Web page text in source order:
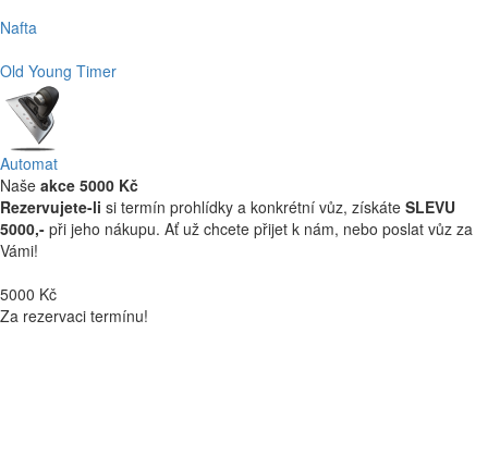
Nafta
Old Young Timer
Automat
Naše akce 5000 Kč
Rezervujete-li si termín prohlídky a konkrétní vůz, získáte SLEVU
5000,- při jeho nákupu. Ať už chcete přijet k nám, nebo poslat vůz za
Vámi!
5000 Kč
Za rezervaci termínu!